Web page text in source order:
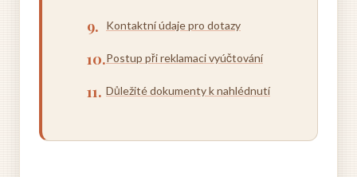
Kontaktní údaje pro dotazy
Postup při reklamaci vyúčtování
Důležité dokumenty k nahlédnutí